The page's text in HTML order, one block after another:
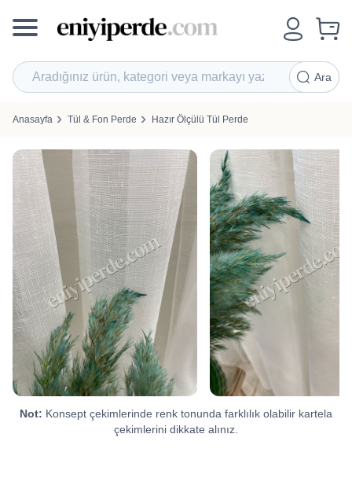
Ara
Anasayfa Tül & Fon Perde Hazır Ölçülü Tül Perde
Not: Konsept çekimlerinde renk tonunda farklılık olabilir kartela
çekimlerini dikkate alınız.